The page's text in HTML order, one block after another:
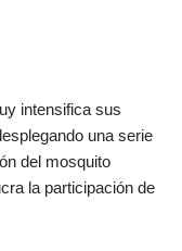
intensifica sus
una serie
del mosquito
la participación de